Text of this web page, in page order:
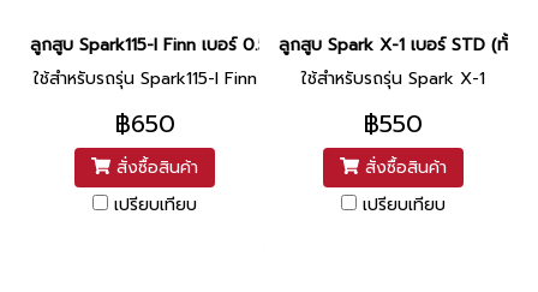
ลูกสูบ Spark115-I Finn เบอร์ 0.5 (ทั้งชุด) แท้ศูนย์ ยี่ห้อ Yamaha
ใช้สำหรับรถรุ่น Spark115-I Finn
฿650
สั่งซื้อสินค้า
เปรียบเทียบ
ลูกสูบ Spark X-1 เบอร์ STD (ทั้งชุ
ใช้สำหรับรถรุ่น Spark X-1
฿550
สั่งซื้อสินค้า
เปรียบเทียบ